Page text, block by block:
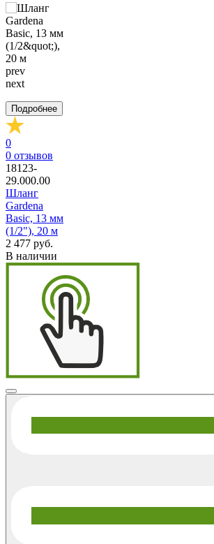
prev
next
Подробнее
0
0 отзывов
18123-
29.000.00
Шланг
Gardena
Basic, 13 мм
(1/2"), 20 м
2 477 руб.
В наличии